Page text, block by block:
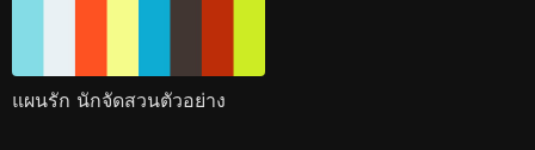
แผนรัก นักจัดสวนตัวอย่าง